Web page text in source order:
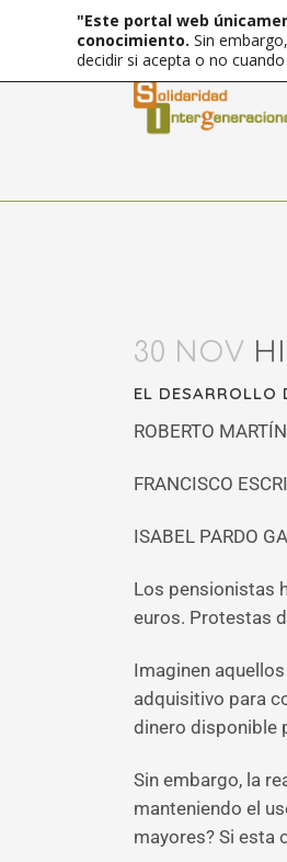
30 NOV
EL DESARROLLO
ROBERTO
FRANCISCO
ISABEL PARDO
Los pensionistas
euros. Protestas
Imaginen
adquisitivo para
dinero disponible
Sin embargo, la
manteniendo el
mayores? Si esta
"Este portal web
conocimiento. Sin
decidir si acepta o no